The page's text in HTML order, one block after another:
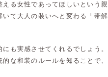
る女性であってほしいという親
て大人の装いへと変わる「帯解
も実感させてくれるでしょう。
な和装のルールを知ることで、